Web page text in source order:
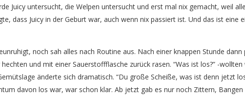
Juicy untersucht, die Welpen untersucht und erst mal nix gemacht, weil
dass Juicy in der Geburt war, auch wenn nix passiert ist. Und das ist eine
noch sah alles nach Routine aus. Nach einer knappen Stunde
und mit einer Sauerstoffflasche zurück rasen. “Was ist los?” -wollten
änderte sich dramatisch. “Du große Scheiße, was ist denn jetzt
davon los war, war schon klar. Ab jetzt gab es nur noch Zittern, Bangen